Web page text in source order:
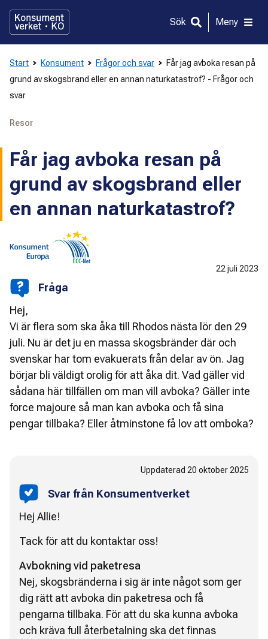
direkt
innehållet
Sök Meny
Start Konsument Frågor och svar
Får jag avboka resan på
grund av skogsbrand eller en annan naturkatastrof? - Frågor och
svar
Resor
Får jag avboka resan på
grund av skogsbrand eller
en annan naturkatastrof?
Fråga
Hej,
Vi är flera som ska åka till Rhodos nästa lör den 29
juli. Nu är det ju en massa skogsbränder där och
svenskar har tom evakuerats från delar av ön. Jag
börjar bli väldigt orolig för att åka dit. Vad gäller vid
sådana här tillfällen om man vill avboka? Gäller inte
force majoure så man kan avboka och få sina
pengar tillbaka? Eller åtminstone få lov att omboka?
22 juli 2023
Svar från Konsumentverket
Uppdaterad 20 oktober 2025
Hej Allie!
Tack för att du kontaktar oss!
Avbokning vid paketresa
Nej, skogsbränderna i sig är inte något som ger
dig rätt att avboka din paketresa och få
pengarna tillbaka. För att du ska kunna avboka
och kräva full återbetalning ska det finnas